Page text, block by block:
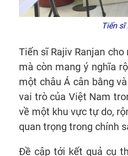
Tiến
Tiến sĩ Rajiv Ranjan
mà còn mang ý nghĩa
một châu Á cân bằng
vai trò của Việt Nam
về một khu vực tự do,
quan trọng trong chính
Đề cập tới kết quả cụ